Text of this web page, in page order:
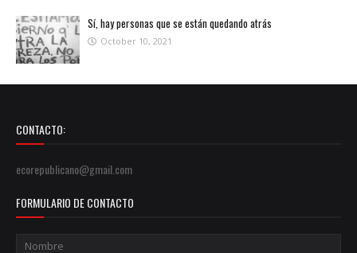
Sí, hay personas que se están quedando atrás
October 10, 2021
CONTACTO:
ecorepublicano@gmail.com
FORMULARIO DE CONTACTO